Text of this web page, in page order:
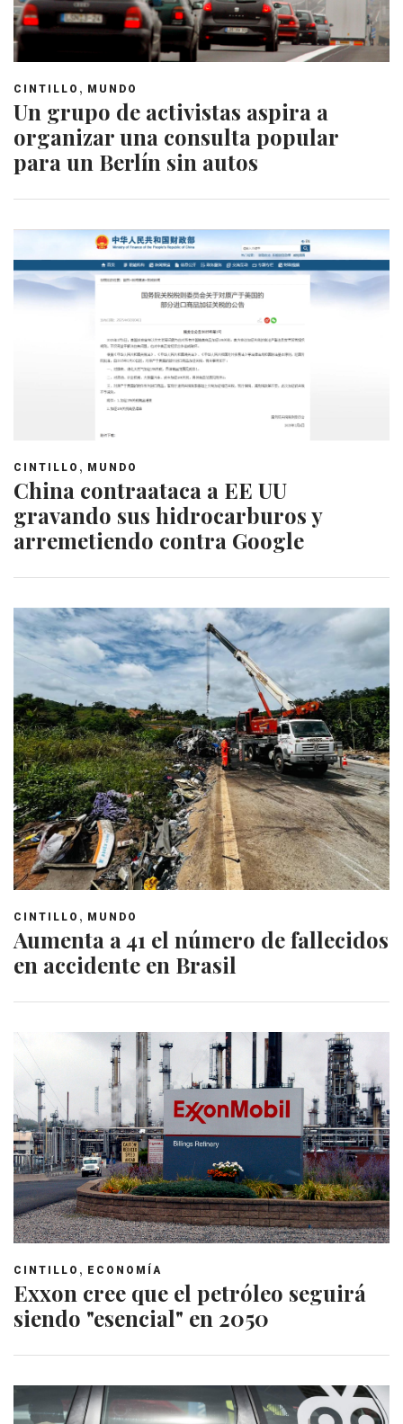
CINTILLO , MUNDO
Un grupo de activistas aspira a
organizar una consulta popular
para un Berlín sin autos
CINTILLO , MUNDO
China contraataca a EE UU
gravando sus hidrocarburos y
arremetiendo contra Google
CINTILLO , MUNDO
Aumenta a 41 el número de fallecidos
en accidente en Brasil
CINTILLO , ECONOMÍA
Exxon cree que el petróleo seguirá
siendo "esencial" en 2050